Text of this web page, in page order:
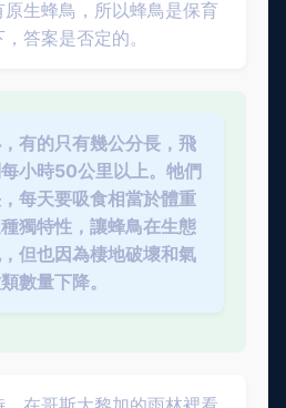
生蜂鳥，所以蜂鳥是保育
答案是否定的。
有的只有幾公分長，飛
小時50公里以上。牠們
每天要吸食相當於體重
獨特性，讓蜂鳥在生態
但也因為棲地破壞和氣
數量下降。